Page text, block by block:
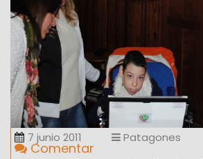
7 junio 2011 Patagones
Comentar